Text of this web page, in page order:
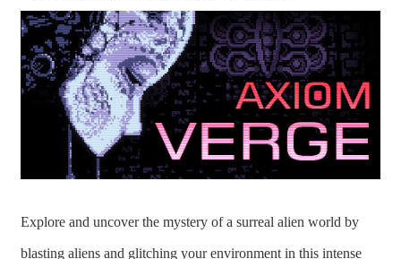
Explore and uncover the mystery of a surreal alien world by
blasting aliens and glitching your environment in this intense